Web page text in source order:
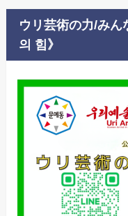
ウリ芸術の力/みん
의 힘》